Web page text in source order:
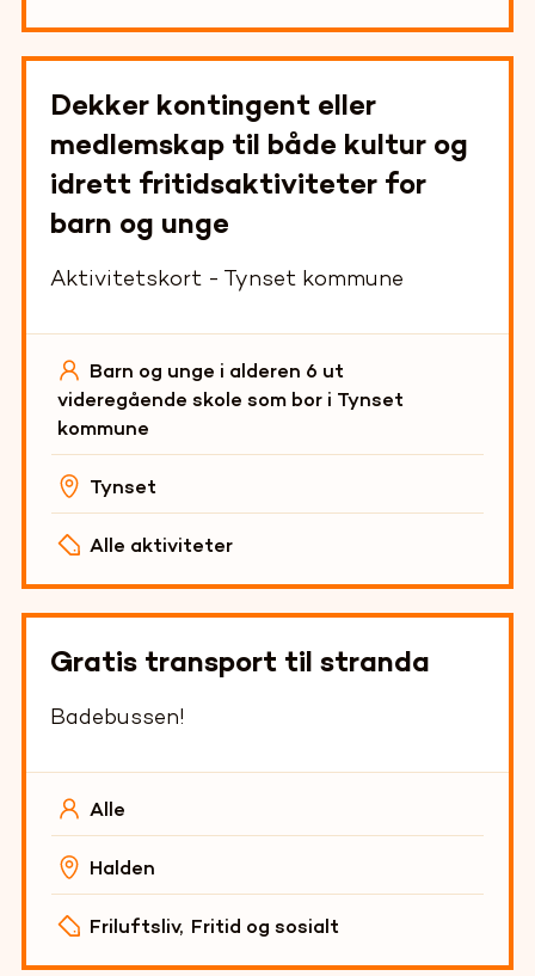
Dekker kontingent eller
medlemskap til både kultur og
idrett fritidsaktiviteter for
barn og unge
Aktivitetskort - Tynset kommune
Barn og unge i alderen 6 ut
videregående skole som bor i Tynset
kommune
Tynset
Alle aktiviteter
Gratis transport til stranda
Badebussen!
Alle
Halden
Friluftsliv, Fritid og sosialt